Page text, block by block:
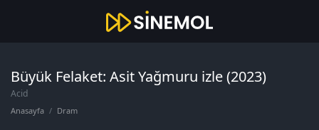
Büyük Felaket: Asit Yağmuru izle (2023)
Acid
Anasayfa Dram